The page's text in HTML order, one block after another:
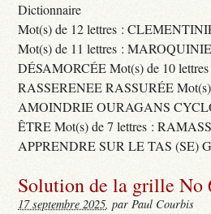
Dictionnaire
Mot(s) de 12 lettres :
Mot(s) de 11 lettres :
DÉSAMORCÉE Mot(s) de 10
RASSERENEE RASSURÉE
AMOINDRIE OURAGANS
ÊTRE Mot(s) de 7 lettres :
APPRENDRE SUR LE TAS (SE)
Solution de la grille No
17 septembre 2025, par Paul Courbis